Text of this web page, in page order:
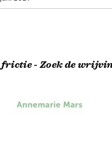
- Zoek de